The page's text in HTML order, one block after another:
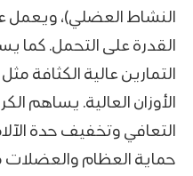
النشاط العضلي)، ويعمل
القدرة على التحمل. كما
التمارين عالية الكثافة مثل
الأوزان العالية. يساهم
التعافي وتخفيف حدة
حماية العظام والعضلات